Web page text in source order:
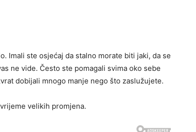
Imali ste osjećaj da stalno morate biti jaki, da se
ne vide. Često ste pomagali svima oko sebe
dobijali mnogo manje nego što zaslužujete.
velikih promjena.